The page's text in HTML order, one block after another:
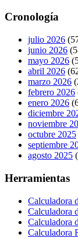
Cronología
julio 2026
junio 2026
mayo 2026
abril 2026
marzo 2026
febrero 2026
enero 2026
diciembre
noviembre
octubre 2025
septiembre
agosto 2025
Herramientas
Calculadora
Calculadora
Calculadora
Calculadora